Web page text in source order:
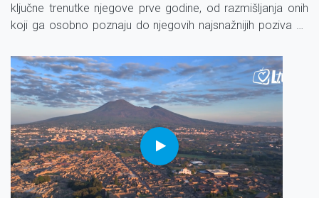
ključne trenutke njegove prve godine, od razmišljanja onih
koji ga osobno poznaju do njegovih najsnažnijih poziva na
Trgu svetog Petra.